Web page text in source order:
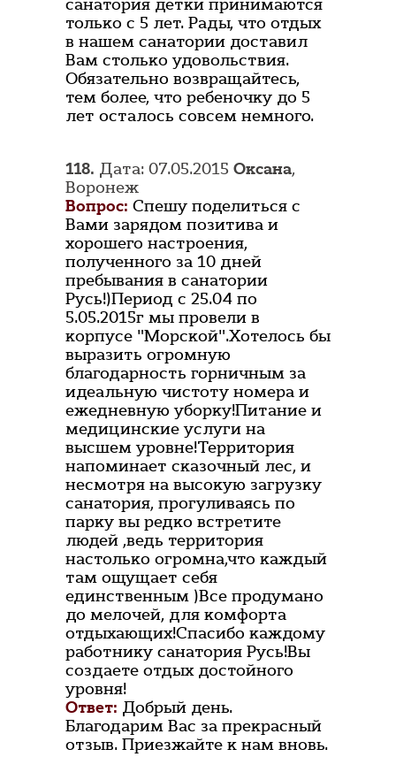
санатория детки принимаются
только с 5 лет. Рады, что отдых
в нашем санатории доставил
Вам столько удовольствия.
Обязательно возвращайтесь,
тем более, что ребеночку до 5
лет осталось совсем немного.
118. Дата: 07.05.2015 Оксана,
Воронеж
Вопрос: Спешу поделиться с
Вами зарядом позитива и
хорошего настроения,
полученного за 10 дней
пребывания в санатории
Русь!)Период с 25.04 по
5.05.2015г мы провели в
корпусе "Морской".Хотелось бы
выразить огромную
благодарность горничным за
идеальную чистоту номера и
ежедневную уборку!Питание и
медицинские услуги на
высшем уровне!Территория
напоминает сказочный лес, и
несмотря на высокую загрузку
санатория, прогуливаясь по
парку вы редко встретите
людей ,ведь территория
настолько огромна,что каждый
там ощущает себя
единственным )Все продумано
до мелочей, для комфорта
отдыхающих!Спасибо каждому
работнику санатория Русь!Вы
создаете отдых достойного
уровня!
Ответ: Добрый день.
Благодарим Вас за прекрасный
отзыв. Приезжайте к нам вновь.